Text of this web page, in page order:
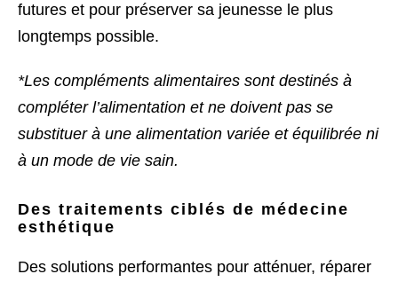
futures et pour préserver sa jeunesse le plus
longtemps possible.
*Les compléments alimentaires sont destinés à
compléter l’alimentation et ne doivent pas se
substituer à une alimentation variée et équilibrée ni
à un mode de vie sain.
Des traitements ciblés de médecine
esthétique
Des solutions performantes pour atténuer, réparer